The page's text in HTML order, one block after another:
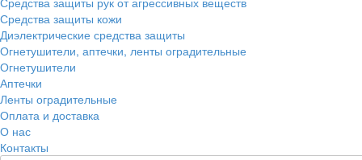
Средства защиты кожи
Диэлектрические средства защиты
Огнетушители, аптечки, ленты оградительные
Огнетушители
Аптечки
Ленты оградительные
Оплата и доставка
О нас
Контакты